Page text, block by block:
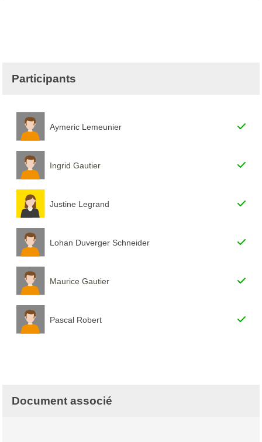
Participants
Aymeric Lemeunier
Ingrid Gautier
Justine Legrand
Lohan Duverger Schneider
Maurice Gautier
Pascal Robert
Document associé